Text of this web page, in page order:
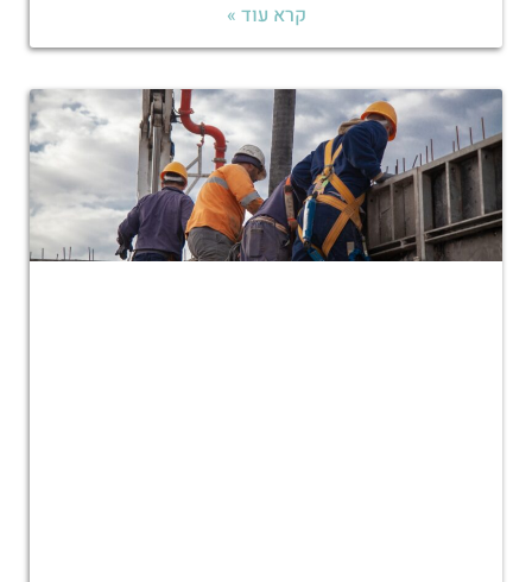
קרא עוד »